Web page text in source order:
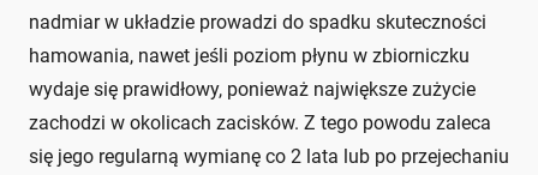
nadmiar w układzie prowadzi do spadku skuteczności
hamowania, nawet jeśli poziom płynu w zbiorniczku
wydaje się prawidłowy, ponieważ największe zużycie
zachodzi w okolicach zacisków. Z tego powodu zaleca
się jego regularną wymianę co 2 lata lub po przejechaniu